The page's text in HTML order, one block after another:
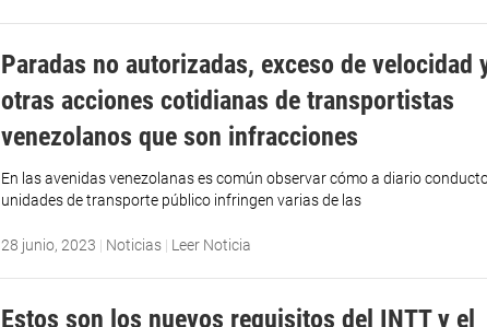
Paradas no autorizadas, exceso de velocidad
otras acciones cotidianas de transportistas
venezolanos que son infracciones
En las avenidas venezolanas es común observar cómo a diario
unidades de transporte público infringen varias de las
28 junio, 2023 | Noticias | Leer Noticia
Estos son los nuevos requisitos del INTT y el